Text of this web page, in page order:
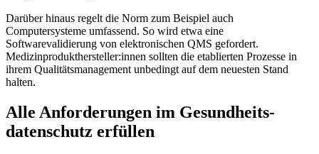
Darüber hinaus regelt die Norm zum Beispiel auch
Computersysteme umfassend. So wird etwa eine
Softwarevalidierung von elektronischen QMS gefordert.
Medizinprodukthersteller:innen sollten die etablierten Prozesse in
ihrem Qualitätsmanagement unbedingt auf dem neuesten Stand
halten.
Alle Anforderungen im Gesundheits­
datenschutz erfüllen